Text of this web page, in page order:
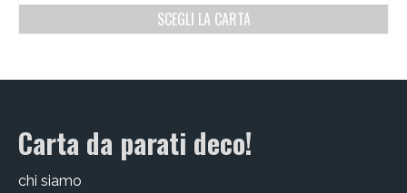
SCEGLI LA CARTA
Carta da parati deco!
chi siamo